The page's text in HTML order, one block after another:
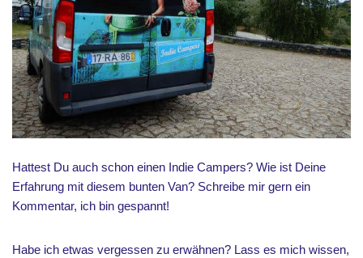
Hattest Du auch schon einen Indie Campers? Wie ist Deine
Erfahrung mit diesem bunten Van? Schreibe mir gern ein
Kommentar, ich bin gespannt!
Habe ich etwas vergessen zu erwähnen? Lass es mich wissen,